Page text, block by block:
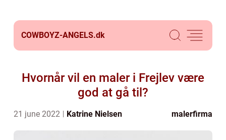
COWBOYZ-ANGELS.dk
Hvornår vil en maler i Frejlev være
god at gå til?
21 june 2022 Katrine Nielsen malerfirma